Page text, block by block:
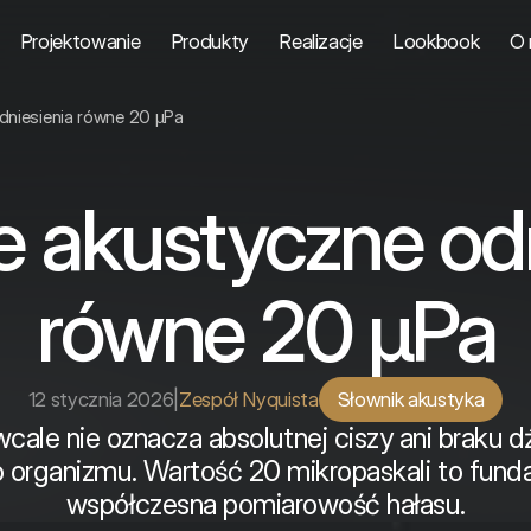
Projektowanie Produkty Realizacje Lookbook O
akustyczne
równe 20 µPa
12 stycznia 2026 Zespół Nyquista Słownik akustyka
nie oznacza absolutnej ciszy ani braku
Wartość 20 mikropaskali to
współczesna pomiarowość hałasu.
równe 20 µPa